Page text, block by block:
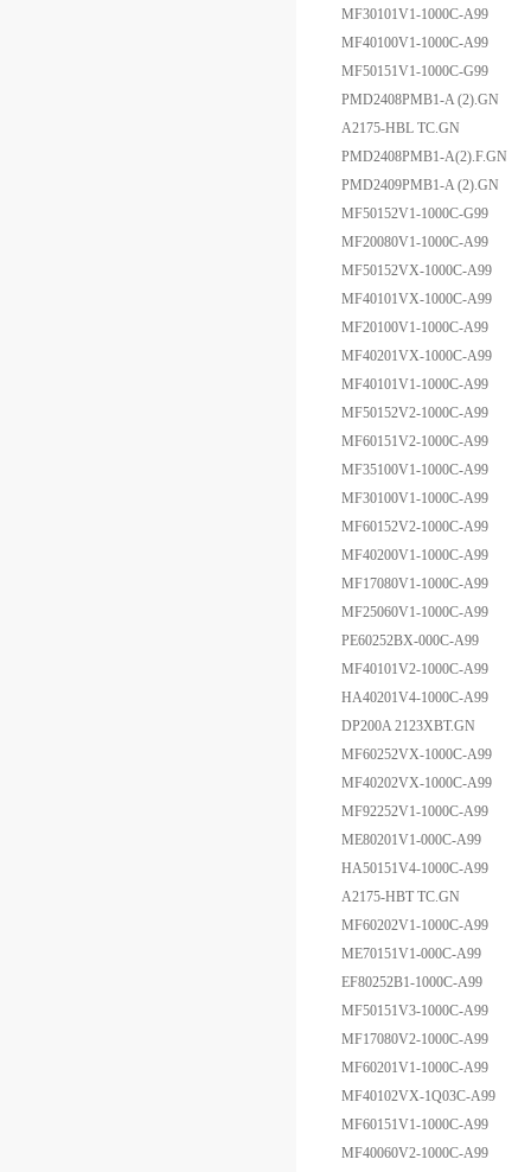
MF30101V1-1000C-A99
MF40100V1-1000C-A99
MF50151V1-1000C-G99
PMD2408PMB1-A (2).GN
A2175-HBL TC.GN
PMD2408PMB1-A(2).F.GN
PMD2409PMB1-A (2).GN
MF50152V1-1000C-G99
MF20080V1-1000C-A99
MF50152VX-1000C-A99
MF40101VX-1000C-A99
MF20100V1-1000C-A99
MF40201VX-1000C-A99
MF40101V1-1000C-A99
MF50152V2-1000C-A99
MF60151V2-1000C-A99
MF35100V1-1000C-A99
MF30100V1-1000C-A99
MF60152V2-1000C-A99
MF40200V1-1000C-A99
MF17080V1-1000C-A99
MF25060V1-1000C-A99
PE60252BX-000C-A99
MF40101V2-1000C-A99
HA40201V4-1000C-A99
DP200A 2123XBT.GN
MF60252VX-1000C-A99
MF40202VX-1000C-A99
MF92252V1-1000C-A99
ME80201V1-000C-A99
HA50151V4-1000C-A99
A2175-HBT TC.GN
MF60202V1-1000C-A99
ME70151V1-000C-A99
EF80252B1-1000C-A99
MF50151V3-1000C-A99
MF17080V2-1000C-A99
MF60201V1-1000C-A99
MF40102VX-1Q03C-A99
MF60151V1-1000C-A99
MF40060V2-1000C-A99